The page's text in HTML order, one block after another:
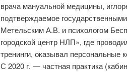
врача мануальной медицины,
подтверждаемое
Метельским А.В. и психологом
городской центр НЛП», где
тренинги, оказывал персональные
С 2020 г. — частная практика